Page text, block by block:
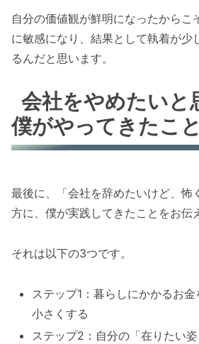
自分の価値観が鮮明になったからこ
に敏感になり、結果として執着が少
るんだと思います。
会社をやめたいと
僕がやってきたこと
最後に、「会社を辞めたいけど、怖
方に、僕が実践してきたことをお伝
それは以下の3つです。
ステップ1：暮らしにかかるお
小さくする
ステップ2：自分の「在りたい